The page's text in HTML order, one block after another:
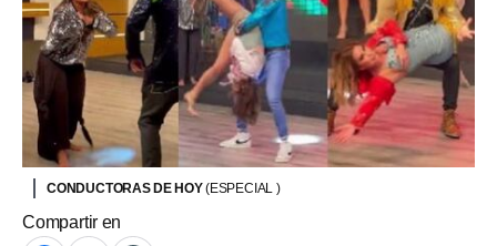
CONDUCTORAS DE HOY(ESPECIAL )
Compartir en